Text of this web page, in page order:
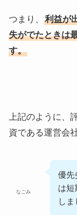
つまり、 利益が
失がでたときは
す。
上記のように、
資である運営会
なごみ
優先
は短
しま